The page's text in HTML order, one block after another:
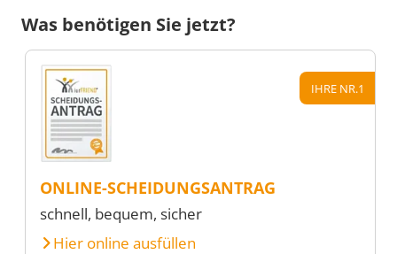
Was benötigen Sie jetzt?
IHRE NR.1
ONLINE-SCHEIDUNGSANTRAG
schnell, bequem, sicher
Hier online ausfüllen